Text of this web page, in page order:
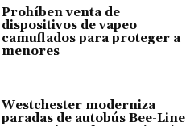
Prohíben venta de
dispositivos de vapeo
camuflados para proteger a
menores
Westchester moderniza
paradas de autobús Bee-Line